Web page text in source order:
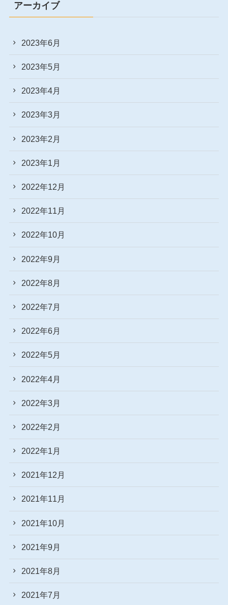
アーカイブ
2023年6月
2023年5月
2023年4月
2023年3月
2023年2月
2023年1月
2022年12月
2022年11月
2022年10月
2022年9月
2022年8月
2022年7月
2022年6月
2022年5月
2022年4月
2022年3月
2022年2月
2022年1月
2021年12月
2021年11月
2021年10月
2021年9月
2021年8月
2021年7月